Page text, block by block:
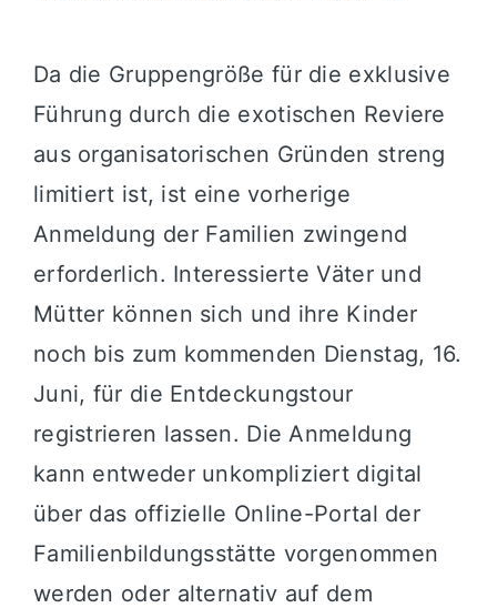
Da die Gruppengröße für die exklusive
Führung durch die exotischen Reviere
aus organisatorischen Gründen streng
limitiert ist, ist eine vorherige
Anmeldung der Familien zwingend
erforderlich. Interessierte Väter und
Mütter können sich und ihre Kinder
noch bis zum kommenden Dienstag, 16.
Juni, für die Entdeckungstour
registrieren lassen. Die Anmeldung
kann entweder unkompliziert digital
über das offizielle Online-Portal der
Familienbildungsstätte vorgenommen
werden oder alternativ auf dem